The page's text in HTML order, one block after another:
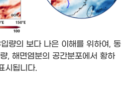
량의 보다 나은 이해를 위하여, 동
, 해면염분의 공간분포에서 황하
시됩니다.